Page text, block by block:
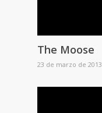
The Moose
23 de marzo de 2013